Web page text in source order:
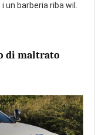
barberia riba wil.
di maltrato